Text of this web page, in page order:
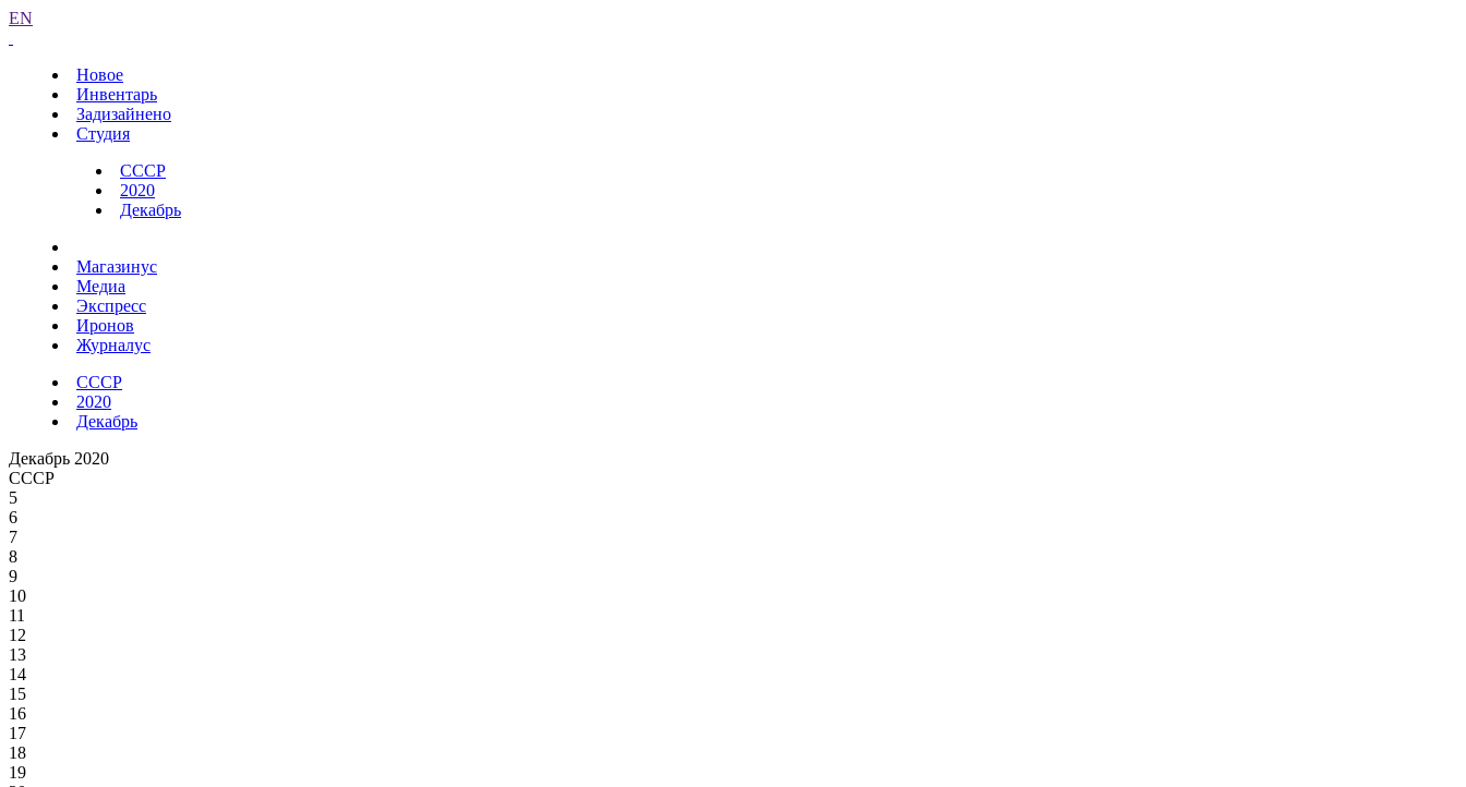
EN
Новое
Инвентарь
Задизайнено
Студия
СССР
2020
Декабрь
Магазинус
Медиа
Экспресс
Иронов
Журналус
СССР
2020
Декабрь
Декабрь 2020
СССР
5
6
7
8
9
10
11
12
13
14
15
16
17
18
19